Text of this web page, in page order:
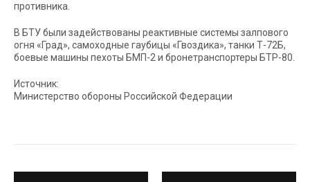
противника.
В БТУ были задействованы реактивные системы залпового
огня «Град», самоходные гаубицы «Гвоздика», танки Т-72Б,
боевые машины пехоты БМП-2 и бронетранспортеры БТР-80.
Источник:
Министерство обороны Российской Федерации